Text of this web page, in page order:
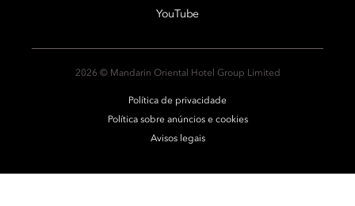
YouTube
2026 © Mandarin Oriental Hotel Group Limited
Política de privacidade
Política sobre anúncios e cookies
Avisos legais